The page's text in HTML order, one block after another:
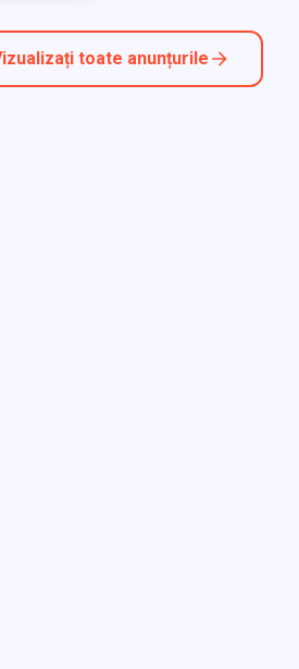
toate anunțurile